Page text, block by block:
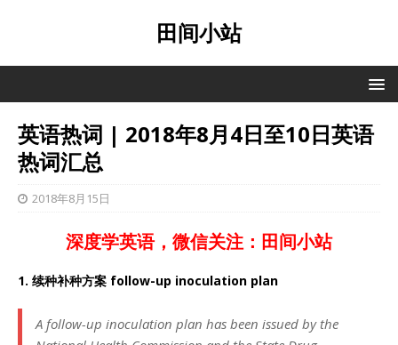
田间小站
英语热词 | 2018年8月4日至10日英语
热词汇总
2018年8月15日
深度学英语，微信关注：田间小站
1. 续种补种方案 follow-up inoculation plan
A follow-up inoculation plan has been issued by the